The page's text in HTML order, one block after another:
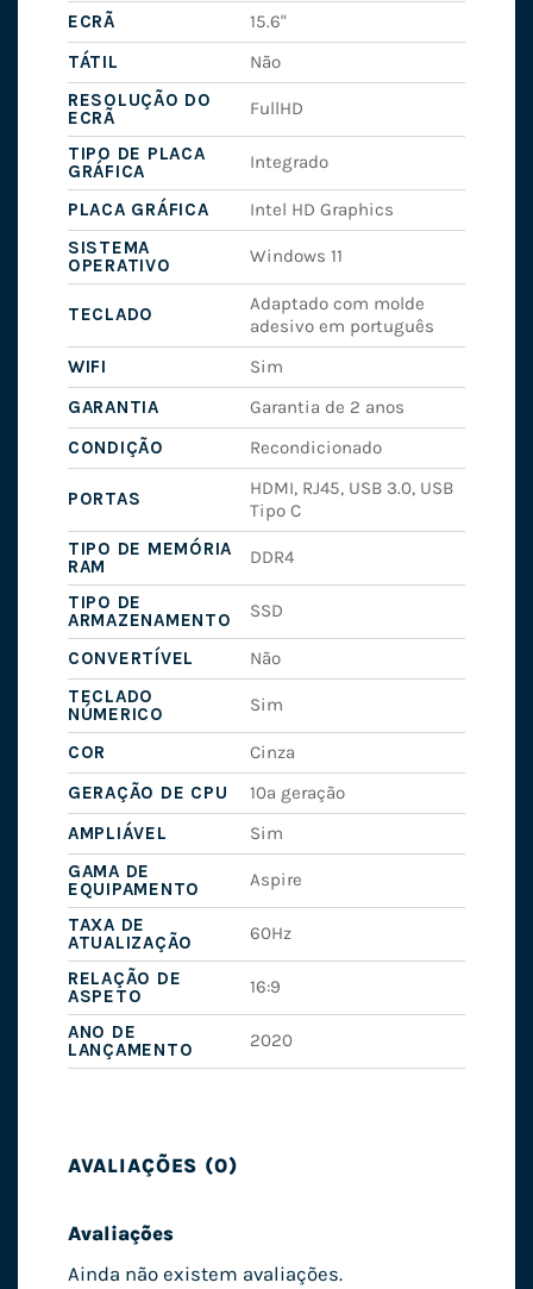
ECRÃ
15.6"
TÁTIL
Não
RESOLUÇÃO DO
ECRÃ
FullHD
TIPO DE PLACA
GRÁFICA
Integrado
PLACA GRÁFICA
Intel HD Graphics
SISTEMA
OPERATIVO
Windows 11
TECLADO
Adaptado com molde
adesivo em português
WIFI
Sim
GARANTIA
Garantia de 2 anos
CONDIÇÃO
Recondicionado
PORTAS
HDMI, RJ45, USB 3.0, USB
Tipo C
TIPO DE MEMÓRIA
RAM
DDR4
TIPO DE
ARMAZENAMENTO
SSD
CONVERTÍVEL
Não
TECLADO
NÚMERICO
Sim
COR
Cinza
GERAÇÃO DE CPU
10ª geração
AMPLIÁVEL
Sim
GAMA DE
EQUIPAMENTO
Aspire
TAXA DE
ATUALIZAÇÃO
60Hz
RELAÇÃO DE
ASPETO
16:9
ANO DE
LANÇAMENTO
2020
AVALIAÇÕES (0)
Avaliações
Ainda não existem avaliações.